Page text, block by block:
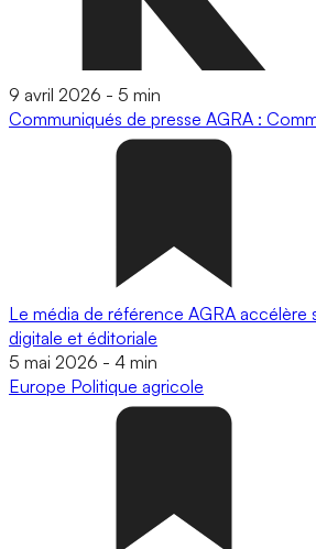
9 avril 2026 - 5 min
Communiqués de presse AGRA :
Le média de référence AGRA accélère
digitale et éditoriale
5 mai 2026 - 4 min
Europe Politique agricole